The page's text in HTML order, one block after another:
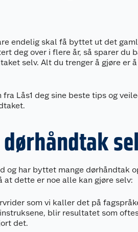
endelig skal få byttet ut det
deg over i flere år, så sparer du
selv. Alt du trenger å gjøre er
Lås1 deg sine beste tips og
og har byttet mange dørhåndtak
at dette er noe alle kan gjøre selv:
som vi kaller det på
blir resultatet som
det.